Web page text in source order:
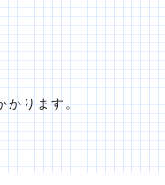
ります。